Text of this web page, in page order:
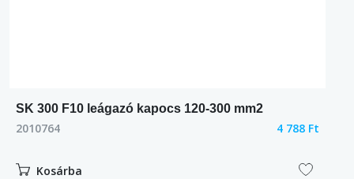
SK 300 F10 leágazó kapocs 120-300 mm2
2010764 4 788 Ft
Kosárba